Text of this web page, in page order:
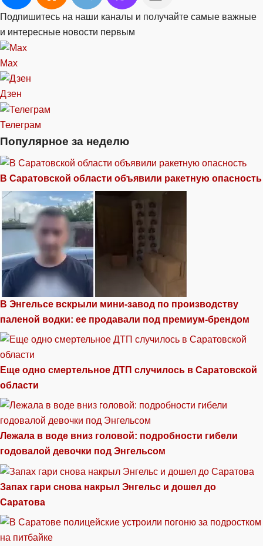
Подпишитесь на наши каналы и получайте самые важные
и интересные новости первым
Max
Дзен
Телеграм
Популярное за неделю
В Саратовской области объявили ракетную опасность
В Энгельсе вскрыли мини-завод по производству
паленой водки: ее продавали под премиум-брендом
Еще одно смертельное ДТП случилось в Саратовской
области
Лежала в воде вниз головой: подробности гибели
годовалой девочки под Энгельсом
Запах гари снова накрыл Энгельс и дошел до
Саратова